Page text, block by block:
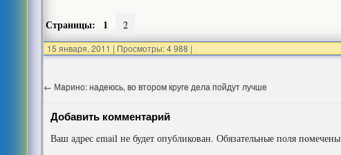
Страницы: 1 2
15 января, 2011 | Просмотры: 4 988 |
← Марино: надеюсь, во втором круге дела пойдут лучше
Добавить комментарий
Ваш адрес email не будет опубликован. Обязательные поля помечены